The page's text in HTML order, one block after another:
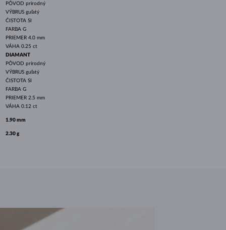
PÔVOD prírodný
VÝBRUS guľatý
ČISTOTA SI
FARBA G
PRIEMER 4.0 mm
VÁHA 0.25 ct
DIAMANT
PÔVOD prírodný
VÝBRUS guľatý
ČISTOTA SI
FARBA G
PRIEMER 2.5 mm
VÁHA 0.12 ct
1.90 mm
2.30 g